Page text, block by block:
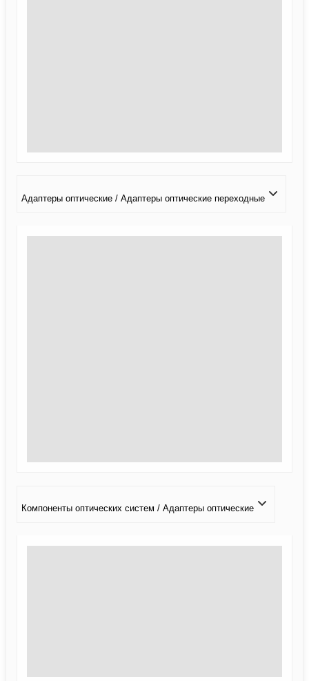
Адаптеры оптические / Адаптеры оптические переходные
Компоненты оптических систем / Адаптеры оптические